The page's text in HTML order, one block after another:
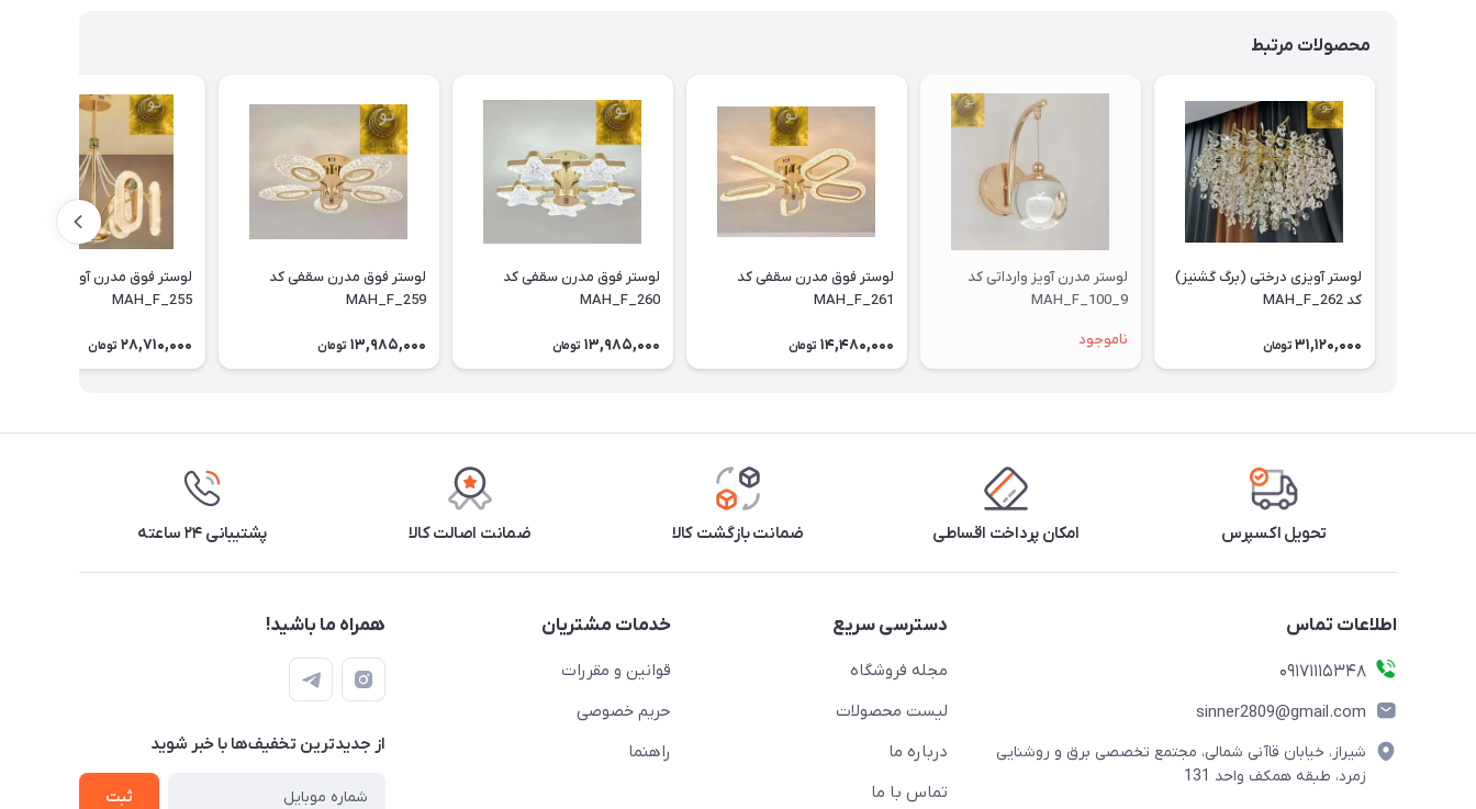
محصولات مرتبط
لوستر آویزی درختی (برگ گشنیز)
کد MAH_F_262
31,120,000 تومان
لوستر مدرن آویز وارداتی کد
MAH_F_100_9
ناموجود
لوستر فوق مدرن سقفی کد
MAH_F_261
14,480,000 تومان
لوستر فوق مدرن سقفی کد
MAH_F_260
13,985,000 تومان
لوستر فوق مدرن سقفی کد
MAH_F_259
13,985,000 تومان
MAH_F_255
28,710,000 تومان
تحویل اکسپرس امکان پرداخت اقساطی ضمانت بازگشت کالا ضمانت اصالت کالا پشتیبانی ۲۴ ساعته
اطلاعات تماس
09171115348
sinner2809@gmail.com
شیراز، خیابان قاآنی شمالی، مجتمع تخصصی برق و روشنایی
زمرد، طبقه همکف واحد 131
دسترسی سریع
مجله فروشگاه
لیست محصولات
درباره ما
تماس با ما
خدمات مشتریان
قوانین و مقررات
حریم خصوصی
راهنما
همراه ما باشید!
از جدید‌ترین تخفیف‌ها با‌ خبر شوید
ثبت